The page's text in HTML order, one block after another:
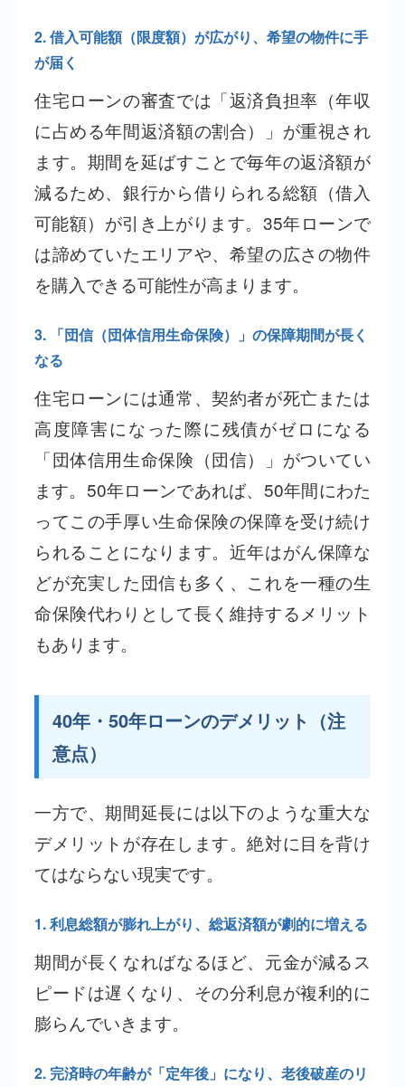
2. 借入可能額（限度額）が広がり、希望の物件に手
が届く
住宅ローンの審査では「返済負担率（年収
に占める年間返済額の割合）」が重視され
ます。期間を延ばすことで毎年の返済額が
減るため、銀行から借りられる総額（借入
可能額）が引き上がります。35年ローンで
は諦めていたエリアや、希望の広さの物件
を購入できる可能性が高まります。
3. 「団信（団体信用生命保険）」の保障期間が長く
なる
住宅ローンには通常、契約者が死亡または
高度障害になった際に残債がゼロになる
「団体信用生命保険（団信）」がついてい
ます。50年ローンであれば、50年間にわた
ってこの手厚い生命保険の保障を受け続け
られることになります。近年はがん保障な
どが充実した団信も多く、これを一種の生
命保険代わりとして長く維持するメリット
もあります。
40年・50年ローンのデメリット（注
意点）
一方で、期間延長には以下のような重大な
デメリットが存在します。絶対に目を背け
てはならない現実です。
1. 利息総額が膨れ上がり、総返済額が劇的に増える
期間が長くなればなるほど、元金が減るス
ピードは遅くなり、その分利息が複利的に
膨らんでいきます。
2. 完済時の年齢が「定年後」になり、老後破産のリ